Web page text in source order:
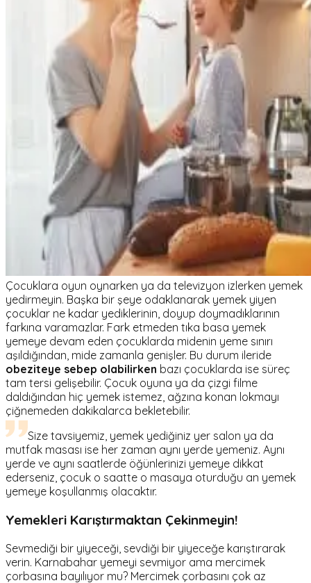
Çocuklara oyun oynarken ya da televizyon izlerken yemek
yedirmeyin. Başka bir şeye odaklanarak yemek yiyen
çocuklar ne kadar yediklerinin, doyup doymadıklarının
farkına varamazlar. Fark etmeden tıka basa yemek
yemeye devam eden çocuklarda midenin yeme sınırı
aşıldığından, mide zamanla genişler. Bu durum ileride
obeziteye sebep olabilirken bazı çocuklarda ise süreç
tam tersi gelişebilir. Çocuk oyuna ya da çizgi filme
daldığından hiç yemek istemez, ağzına konan lokmayı
çiğnemeden dakikalarca bekletebilir.
Size tavsiyemiz, yemek yediğiniz yer salon ya da
mutfak masası ise her zaman aynı yerde yemeniz. Aynı
yerde ve aynı saatlerde öğünlerinizi yemeye dikkat
ederseniz, çocuk o saatte o masaya oturduğu an yemek
yemeye koşullanmış olacaktır.
Yemekleri Karıştırmaktan Çekinmeyin!
Sevmediği bir yiyeceği, sevdiği bir yiyeceğe karıştırarak
verin. Karnabahar yemeyi sevmiyor ama mercimek
çorbasına bayılıyor mu? Mercimek çorbasını çok az